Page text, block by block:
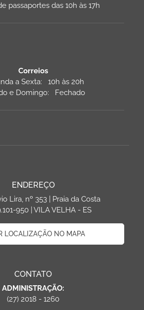
passaportes das 10h às 17h
Correios
a Sexta: 10h às 20h
e Domingo: Fechado
ENDEREÇO
Lira, nº 353 | Praia da Costa
950 | VILA VELHA - ES
LOCALIZAÇÃO NO MAPA
CONTATO
ADMINISTRAÇÃO:
(27) 2018 - 1260